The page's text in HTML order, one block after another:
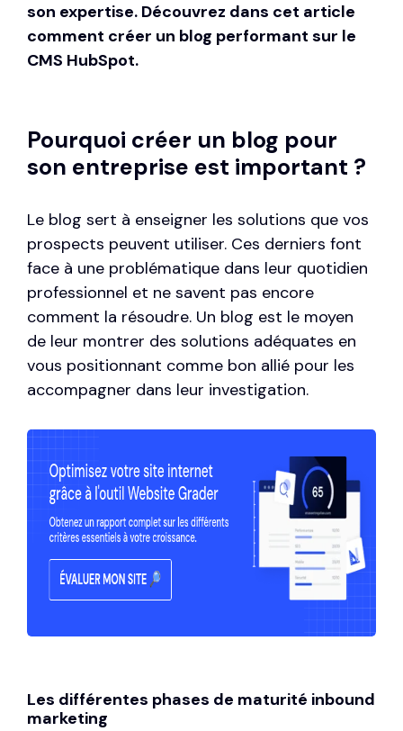
son expertise. Découvrez dans cet article
comment créer un blog performant sur le
CMS HubSpot.
Pourquoi créer un blog pour
son entreprise est important ?
Le blog sert à enseigner les solutions que vos
prospects peuvent utiliser. Ces derniers font
face à une problématique dans leur quotidien
professionnel et ne savent pas encore
comment la résoudre. Un blog est le moyen
de leur montrer des solutions adéquates en
vous positionnant comme bon allié pour les
accompagner dans leur investigation.
Les différentes phases de maturité inbound
marketing